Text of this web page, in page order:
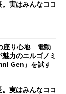
実はみんなココ
座り心地 電動
力のエルゴノミ
Gen」を試す
実はみんなココ